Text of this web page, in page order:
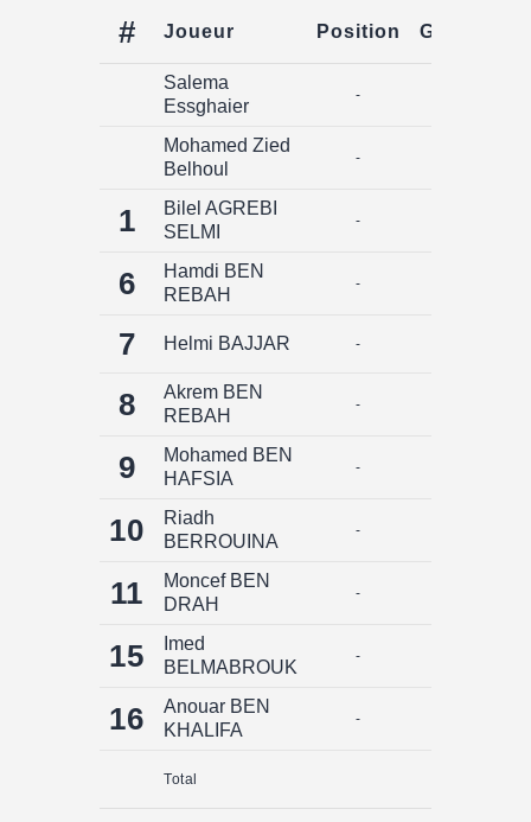
# Joueur Position Goals
Salema
Essghaier
-
Mohamed Zied
Belhoul
-
1
Bilel AGREBI
SELMI
-
6
Hamdi BEN
REBAH
-
7 Helmi BAJJAR -
8
Akrem BEN
REBAH
-
9
Mohamed BEN
HAFSIA
-
10
Riadh
BERROUINA
-
11
Moncef BEN
DRAH
-
15
Imed
BELMABROUK
-
16
Anouar BEN
KHALIFA
-
Total